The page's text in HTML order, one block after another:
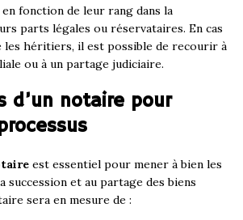
fonction de leur rang dans la
parts légales ou réservataires. En cas
les héritiers, il est possible de recourir à
ou à un partage judiciaire.
d’un notaire pour
est essentiel pour mener à bien les
succession et au partage des biens
sera en mesure de :